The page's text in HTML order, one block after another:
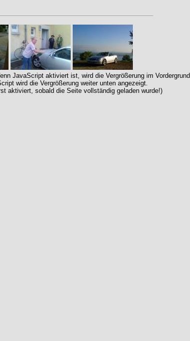
JavaScript aktiviert ist, wird die Vergrößerung im Vordergrund
wird die Vergrößerung weiter unten angezeigt.
aktiviert, sobald die Seite vollständig geladen wurde!)